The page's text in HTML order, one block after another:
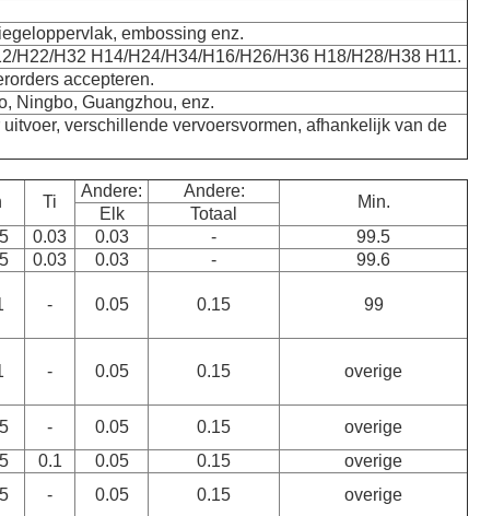
embossing enz.
H22/H32 H14/H24/H34/H16/H26/H36 H18/H28/H38 H11.
accepteren.
Ningbo, Guangzhou, enz.
verschillende vervoersvormen, afhankelijk van de
Ti
Andere: Andere:
Min.
Elk
Totaal
0.03 0.03 -
99.5
0.03 0.03 - 99.6
- 0.05 0.15 99
- 0.05 0.15 overige
- 0.05 0.15
overige
0.1 0.05 0.15
overige
- 0.05 0.15 overige